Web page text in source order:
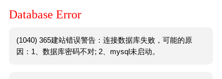
Database Error
(1040) 365建站错误警告：连接数据库失败，可能的原
因：1、数据库密码不对; 2、mysql未启动。